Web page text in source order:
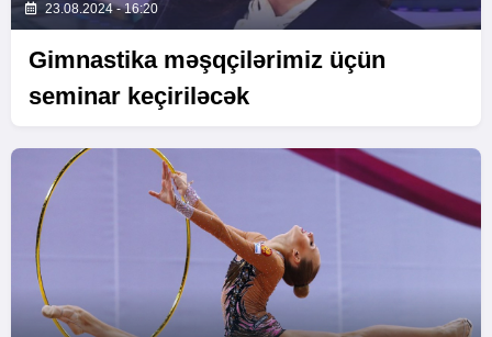
23.08.2024 - 16:20
Gimnastika məşqçilərimiz üçün
seminar keçiriləcək